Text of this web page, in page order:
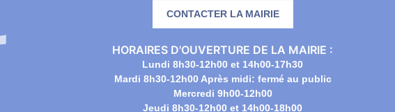
CONTACTER LA MAIRIE
HORAIRES D'OUVERTURE DE LA MAIRIE :
Lundi 8h30-12h00 et 14h00-17h30
Mardi 8h30-12h00 Après midi: fermé au public
Mercredi 9h00-12h00
Jeudi 8h30-12h00 et 14h00-18h00